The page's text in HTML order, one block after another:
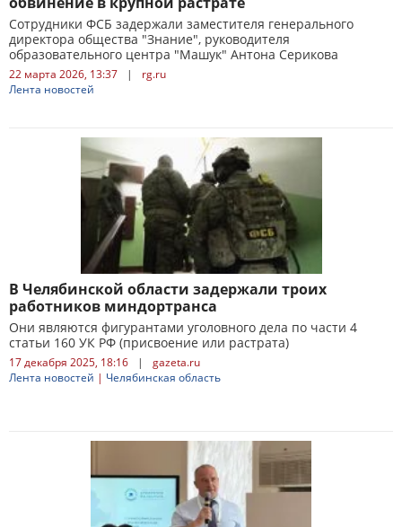
Сотрудники ФСБ задержали заместителя генерального
директора общества "Знание", руководителя
образовательного центра "Машук" Антона Серикова
22 марта 2026, 13:37 |
rg.ru
Лента новостей
В Челябинской области задержали троих
работников миндортранса
Они являются фигурантами уголовного дела по части 4
статьи 160 УК РФ (присвоение или растрата)
17 декабря 2025, 18:16 |
gazeta.ru
Лента новостей | Челябинская область